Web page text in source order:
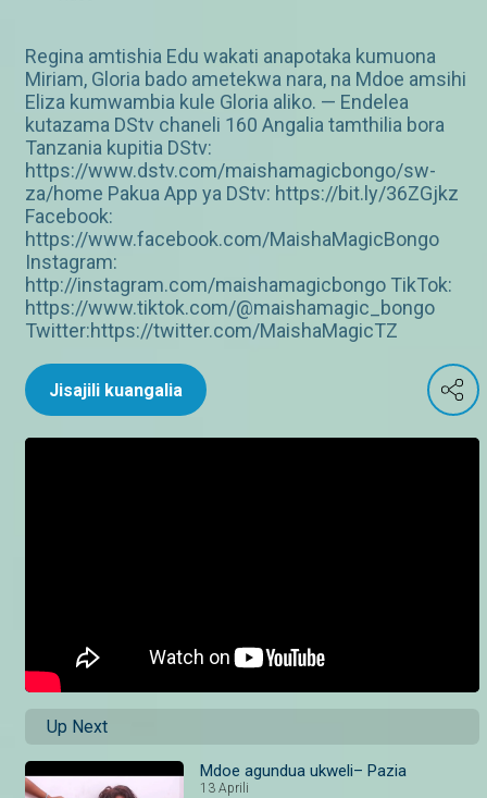
Regina amtishia Edu wakati anapotaka kumuona
Miriam, Gloria bado ametekwa nara, na Mdoe amsihi
Eliza kumwambia kule Gloria aliko. — Endelea
kutazama DStv chaneli 160 Angalia tamthilia bora
Tanzania kupitia DStv:
https://www.dstv.com/maishamagicbongo/sw-
za/home Pakua App ya DStv: https://bit.ly/36ZGjkz
Facebook:
https://www.facebook.com/MaishaMagicBongo
Instagram:
http://instagram.com/maishamagicbongo TikTok:
https://www.tiktok.com/@maishamagic_bongo
Twitter:https://twitter.com/MaishaMagicTZ
Jisajili kuangalia
Up Next
Mdoe agundua ukweli– Pazia
13 Aprili